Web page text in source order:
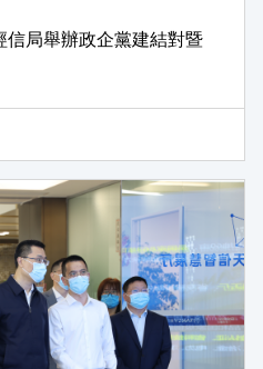
信局舉辦政企黨建結對暨